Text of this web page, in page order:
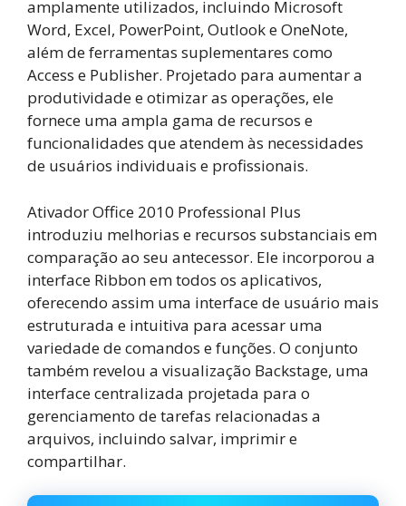
amplamente utilizados, incluindo Microsoft
Word, Excel, PowerPoint, Outlook e OneNote,
além de ferramentas suplementares como
Access e Publisher. Projetado para aumentar a
produtividade e otimizar as operações, ele
fornece uma ampla gama de recursos e
funcionalidades que atendem às necessidades
de usuários individuais e profissionais.
Ativador Office 2010 Professional Plus
introduziu melhorias e recursos substanciais em
comparação ao seu antecessor. Ele incorporou a
interface Ribbon em todos os aplicativos,
oferecendo assim uma interface de usuário mais
estruturada e intuitiva para acessar uma
variedade de comandos e funções. O conjunto
também revelou a visualização Backstage, uma
interface centralizada projetada para o
gerenciamento de tarefas relacionadas a
arquivos, incluindo salvar, imprimir e
compartilhar.